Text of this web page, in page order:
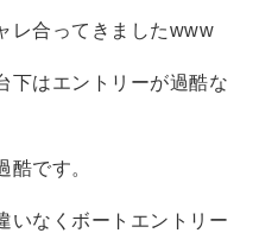
レ合ってきましたwww
下はエントリーが過酷な
酷です。
いなくボートエントリー